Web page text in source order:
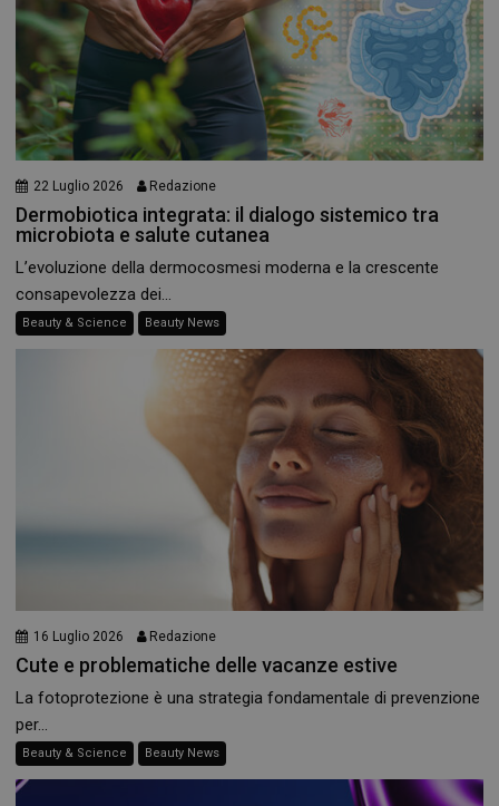
22 Luglio 2026 Redazione
Dermobiotica integrata: il dialogo sistemico tra
microbiota e salute cutanea
L’evoluzione della dermocosmesi moderna e la crescente
consapevolezza dei...
Beauty & Science Beauty News
16 Luglio 2026 Redazione
Cute e problematiche delle vacanze estive
La fotoprotezione è una strategia fondamentale di prevenzione
per...
Beauty & Science Beauty News
Google LLC
.panoramacosmetico.it
1 anno 1
mese